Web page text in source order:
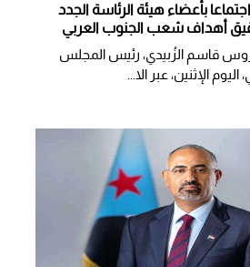
بأعضاء هيئة الرئاسة الجدد
أهداف شعب الجنوب العربي
قاسم الزُبيدي، رئيس المجلس
الإثنين، عبر الا...